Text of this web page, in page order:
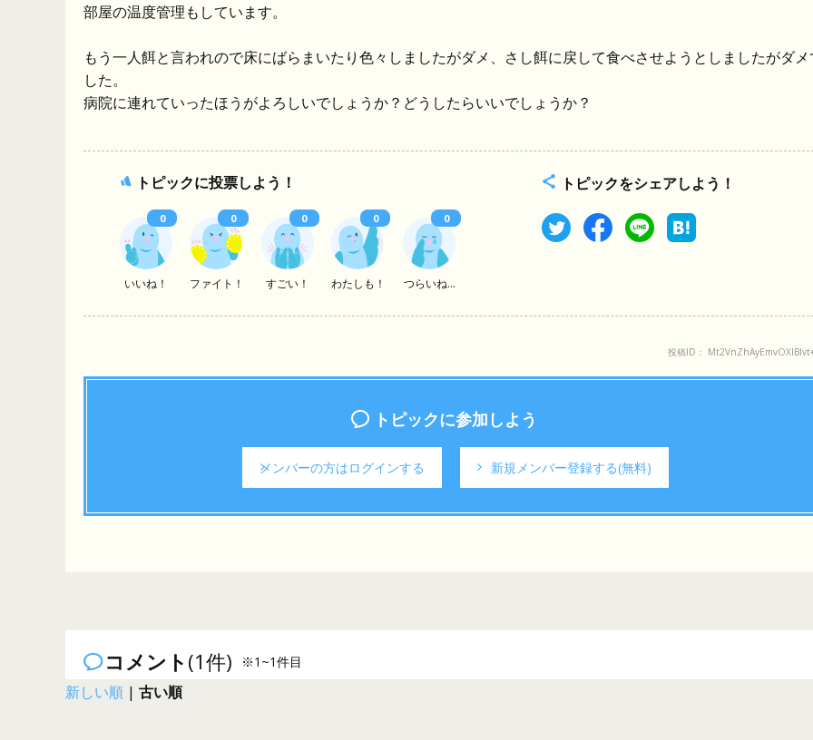
部屋の温度管理もしています。
もう一人餌と言われので床にばらまいたり色々しましたがダメ、さし餌に戻して食べさせようとしましたがダメ
した。
病院に連れていったほうがよろしいでしょうか？どうしたらいいでしょうか？
トピックに投票しよう！
いいね！ ファイト！ すごい！ わたしも！ つらいね...
0 0 0 0 0
トピックをシェアしよう！
投稿ID：
トピックに参加しよう
メンバーの方はログインする 新規メンバー登録する(無料)
コメント (1件) ※1~1件目
新しい順 | 古い順